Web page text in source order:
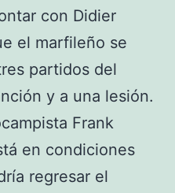
con Didier
el marfileño se
partidos del
y a una lesión.
Frank
en condiciones
regresar el